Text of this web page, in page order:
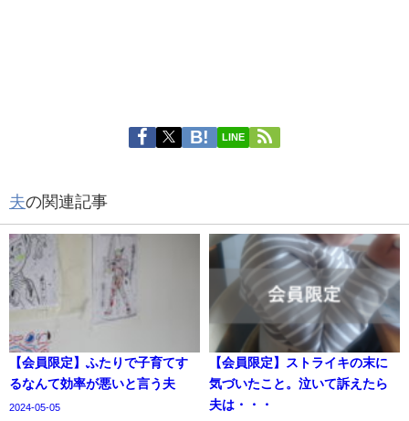
LINE
夫の関連記事
【会員限定】ふたりで子育てす
るなんて効率が悪いと言う夫
2024-05-05
【会員限定】ストライキの末に
気づいたこと。泣いて訴えたら
夫は・・・